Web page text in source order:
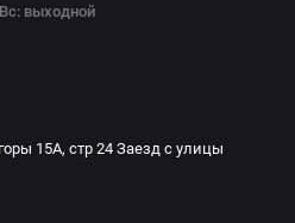
выходной
15А, стр 24 Заезд с улицы